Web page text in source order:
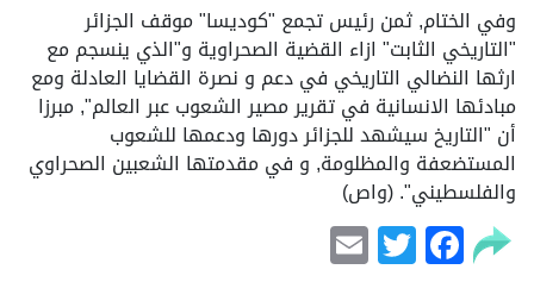
وفي الختام, ثمن رئيس تجمع "كوديسا" موقف الجزائر
"التاريخي الثابت" ازاء القضية الصحراوية و"الذي ينسجم مع
ارثها النضالي التاريخي في دعم و نصرة القضايا العادلة ومع
مبادئها الانسانية في تقرير مصير الشعوب عبر العالم", مبرزا
أن "التاريخ سيشهد للجزائر دورها ودعمها للشعوب
المستضعفة والمظلومة, و في مقدمتها الشعبين الصحراوي
والفلسطيني". (واص)
Facebook
Twitter